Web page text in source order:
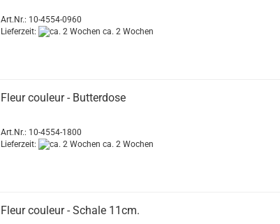
Art.Nr.: 10-4554-0960
Lieferzeit:
ca. 2 Wochen
Fleur couleur - Butterdose
Art.Nr.: 10-4554-1800
Lieferzeit:
ca. 2 Wochen
Fleur couleur - Schale 11cm.